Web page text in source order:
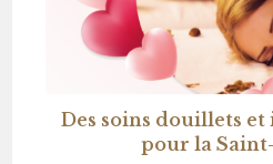
Des soins douillets
pour la